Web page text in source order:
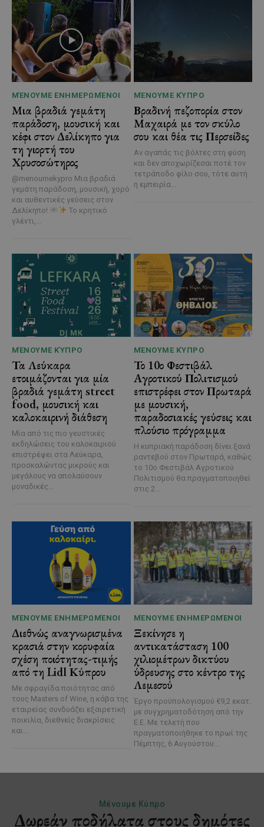
ΜΈΝΟΥΜΕ ΕΝΗΜΕΡΩΜΈΝΟΙ
Μια βραδιά γεμάτη
παράδοση, μουσική και
κέφι στον Δελίκηπο για
τη γιορτή του
Χρυσοσώτηρος
@menoumekypro Μια βραδιά
γεμάτη παράδοση, μουσική, χορό
και αυθεντικές γεύσεις στον
Δελίκηπο!
Το κρητικό
γλέντι,...
ΜΈΝΟΥΜΕ ΚΎΠΡΟ
Βραδινή πεζοπορία στον
Μαχαιρά με τον σκύλο
σου και θέα τις Περσείδες
Αν αγαπάς τις βόλτες στη φύση
και δεν αποχωρίζεσαι ποτέ τον
τετράποδο φίλο σου, τότε αυτή
η εμπειρία...
ΜΈΝΟΥΜΕ ΚΎΠΡΟ
Τα Λεύκαρα
ετοιμάζονται για μία
βραδιά γεμάτη street
food, μουσική και
καλοκαιρινή διάθεση
Μία από τις πιο γευστικές
εκδηλώσεις του καλοκαιριού
επιστρέφει στα Λεύκαρα,
προσκαλώντας μικρούς και
μεγάλους να απολαύσουν
μοναδικές...
ΜΈΝΟΥΜΕ ΚΎΠΡΟ
Το 10ο Φεστιβάλ
Αγροτικού Πολιτισμού
επιστρέφει στον Πρωταρά
με μουσική,
παραδοσιακές γεύσεις και
πλούσιο πρόγραμμα
Η κυπριακή παράδοση δίνει ξανά
ραντεβού στον Πρωταρά, καθώς
το 10ο Φεστιβάλ Αγροτικού
Πολιτισμού θα πραγματοποιηθεί
στις 2...
ΜΈΝΟΥΜΕ ΕΝΗΜΕΡΩΜΈΝΟΙ
Διεθνώς αναγνωρισμένα
κρασιά στην κορυφαία
σχέση ποιότητας-τιμής
από τη Lidl Κύπρου
Με σφραγίδα ποιότητας από
τους Masters of Wine, η κάβα της
εταιρείας συνδυάζει εξαιρετική
ποικιλία, διεθνείς διακρίσεις
και...
ΜΈΝΟΥΜΕ ΕΝΗΜΕΡΩΜΈΝΟΙ
Ξεκίνησε η
αντικατάσταση 100
χιλιομέτρων δικτύου
ύδρευσης στο κέντρο της
Λεμεσού
Έργο προϋπολογισμού €9,2 εκατ.
με συγχρηματοδότηση από την
Ε.Ε. Με τελετή που
πραγματοποιήθηκε το πρωί της
Πέμπτης, 6 Αυγούστου...